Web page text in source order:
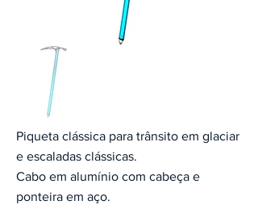
Piqueta clássica para trânsito em glaciar
e escaladas clássicas.
Cabo em alumínio com cabeça e
ponteira em aço.